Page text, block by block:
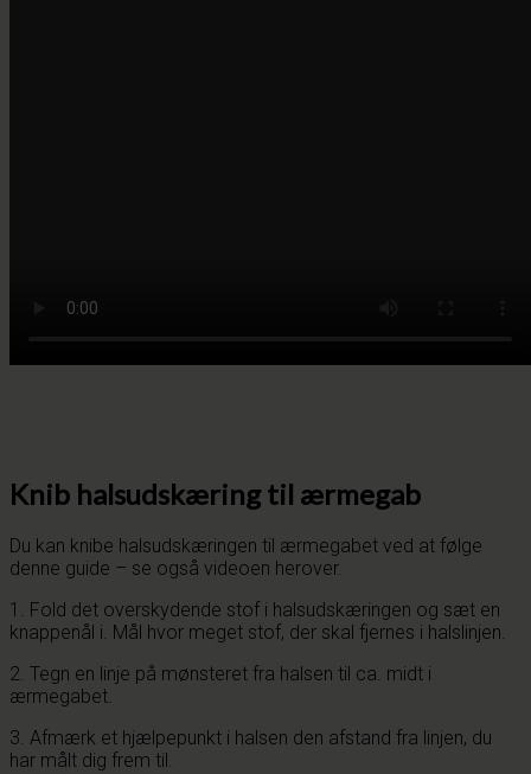
Knib halsudskæring til ærmegab
Du kan knibe halsudskæringen til ærmegabet ved at følge
denne guide – se også videoen herover.
1. Fold det overskydende stof i halsudskæringen og sæt en
knappenål i. Mål hvor meget stof, der skal fjernes i halslinjen.
2. Tegn en linje på mønsteret fra halsen til ca. midt i
ærmegabet.
3. Afmærk et hjælpepunkt i halsen den afstand fra linjen, du
har målt dig frem til.